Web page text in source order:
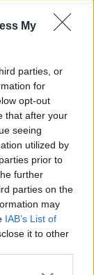
My
parties, or
for
opt-out
that after your
seeing
utilized by
prior to
further
parties on the
may
IAB’s List of
it to other
HUF al
2.000-
Ungheria?
al
5% in
livelli
si è
5 HUF
361 HUF
vicini
in